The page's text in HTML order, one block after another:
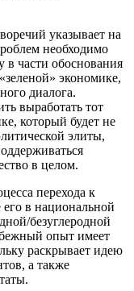
указывает на
необходимо
в части обоснования
экономике,
диалога.
выработать тот
который будет не
элиты,
в целом.
перехода к
в национальной
безуглеродной
опыт имеет
раскрывает идею
а также